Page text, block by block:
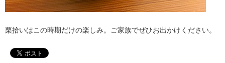
栗拾いはこの時期だけの楽しみ。ご家族でぜひお出かけください。